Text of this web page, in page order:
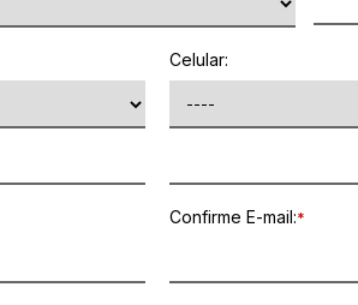
Celular:
Confirme E-mail:*